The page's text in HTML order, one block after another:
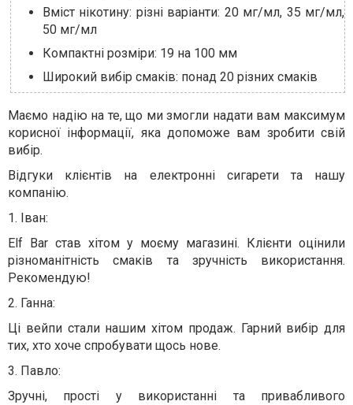
Вміст нікотину: різні варіанти: 20 мг/мл, 35 мг/мл,
50 мг/мл
Компактні розміри: 19 на 100 мм
Широкий вибір смаків: понад 20 різних смаків
Маємо надію на те, що ми змогли надати вам максимум
корисної інформації, яка допоможе вам зробити свій
вибір.
Відгуки клієнтів на електронні сигарети та нашу
компанію.
1. Іван:
Elf Bar став хітом у моєму магазині. Клієнти оцінили
різноманітність смаків та зручність використання.
Рекомендую!
2. Ганна:
Ці вейпи стали нашим хітом продаж. Гарний вибір для
тих, хто хоче спробувати щось нове.
3. Павло:
Зручні, прості у використанні та привабливого